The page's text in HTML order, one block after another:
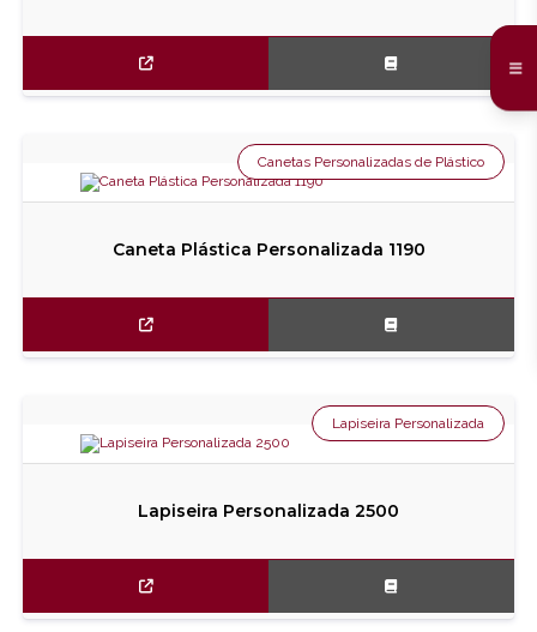
Caneta Plástica Personalizada 1190
Canetas Personalizadas de Plástico
Lapiseira Personalizada 2500
Lapiseira Personalizada